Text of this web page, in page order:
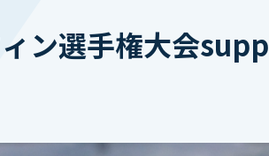
ィン選手権大会